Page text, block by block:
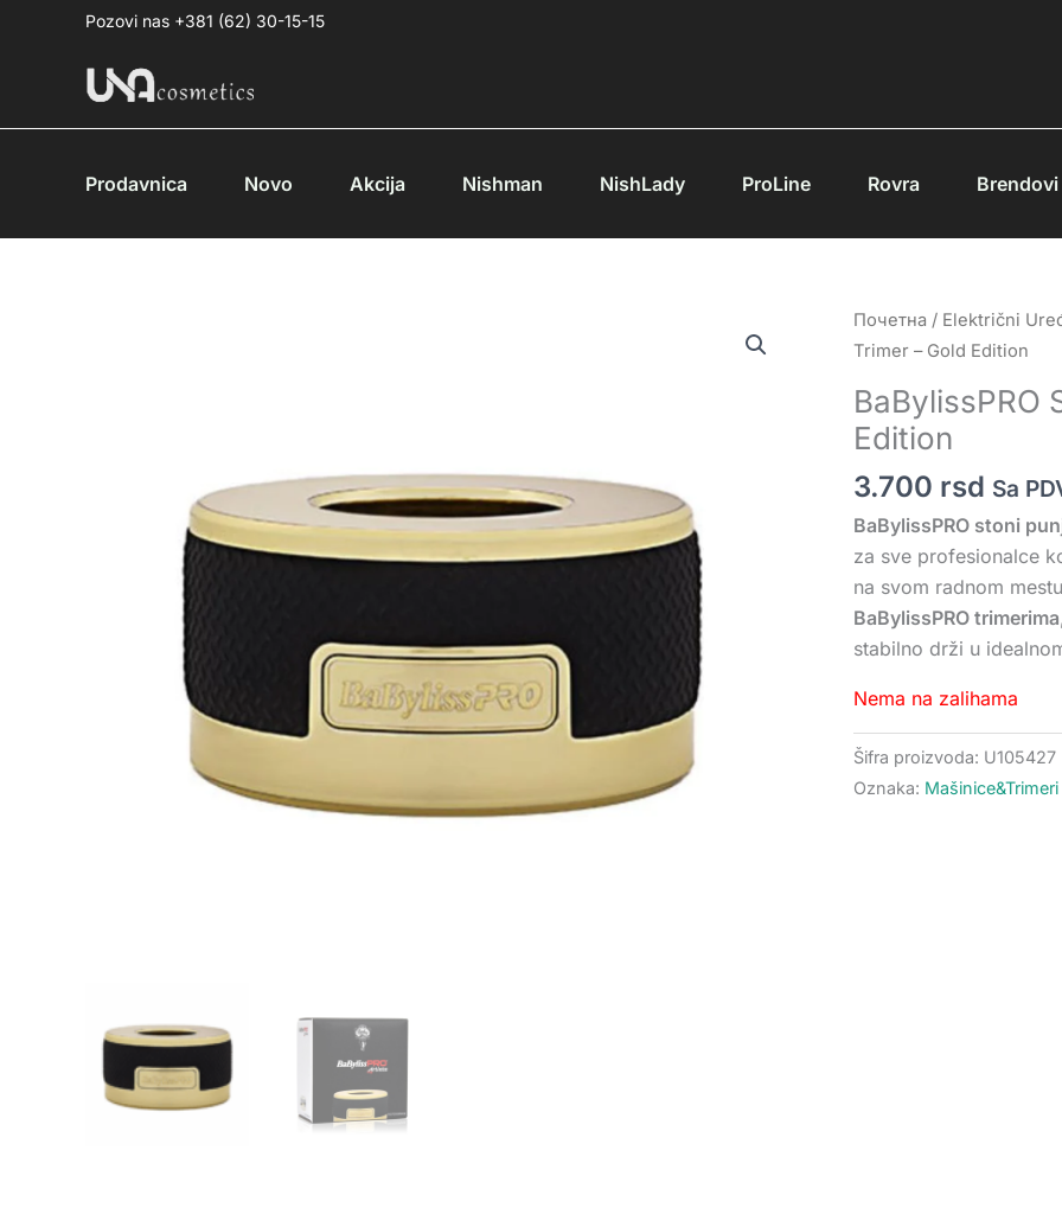
Pozovi nas +381 (62) 30-15-15
Prodavnica Novo Akcija Nishman NishLady ProLine Rovra Brendovi
Почетна / Električni
Trimer – Gold Edition
BaBylissPRO
Edition
3.700 rsd Sa
BaBylissPRO stoni
za sve profesionalce
na svom radnom
BaBylissPRO trimerima
stabilno drži u
Nema na zalihama
Šifra proizvoda: U105427
Oznaka: Mašinice&Trimeri